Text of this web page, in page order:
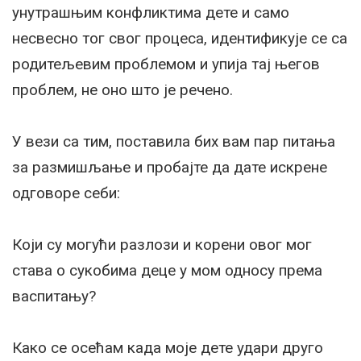
унутрашњим конфликтима дете и само
несвесно тог свог процеса, идентификује се са
родитељевим проблемом и упија тај његов
проблем, не оно што је речено.
У вези са тим, поставила бих вам пар питања
за размишљање и пробајте да дате искрене
одговоре себи:
Који су могући разлози и корени овог мог
става о сукобима деце у мом односу према
васпитању?
Како се осећам када моје дете удари друго